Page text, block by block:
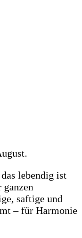
lebendig ist
saftige und
– für Harmonie